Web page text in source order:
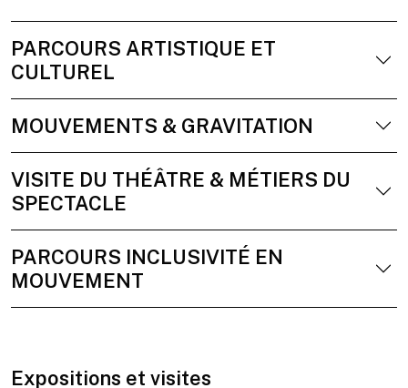
PARCOURS ARTISTIQUE ET
CULTUREL
MOUVEMENTS & GRAVITATION
VISITE DU THÉÂTRE & MÉTIERS DU
SPECTACLE
PARCOURS INCLUSIVITÉ EN
MOUVEMENT
Expositions et visites